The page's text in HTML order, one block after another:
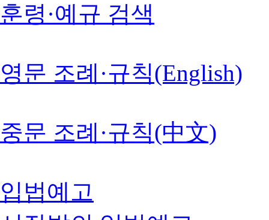
훈령·예규 검색
영문 조례·규칙(English)
중문 조례·규칙(中文)
입법예고